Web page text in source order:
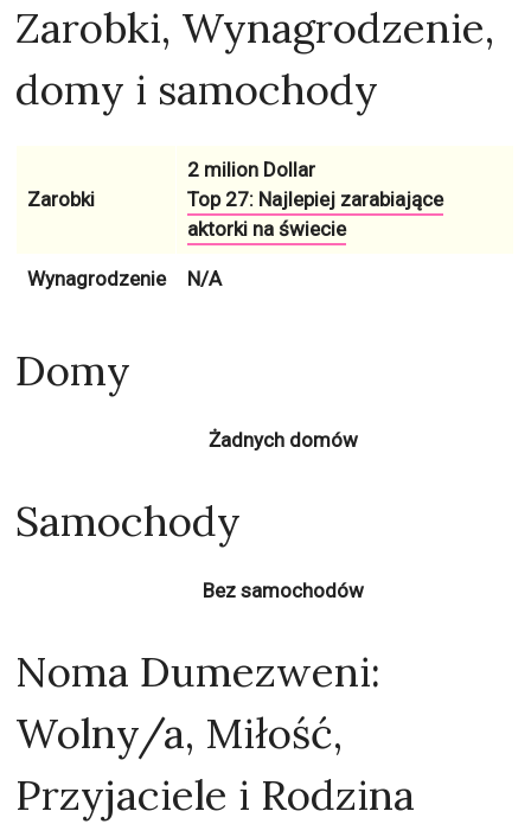
Zarobki, Wynagrodzenie,
domy i samochody
Zarobki
2 milion Dollar
Top 27: Najlepiej zarabiające
aktorki na świecie
Wynagrodzenie N/A
Domy
Żadnych domów
Samochody
Bez samochodów
Noma Dumezweni:
Wolny/a, Miłość,
Przyjaciele i Rodzina